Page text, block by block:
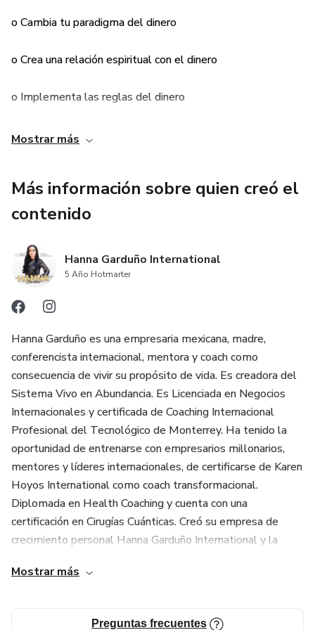
o Cambia tu paradigma del dinero
o Crea una relación espiritual con el dinero
o Implementa las reglas del dinero
o Sana tu vibración al momento de trabajar para ganar
o Integridad: Honra tu palabra
Mostrar más
Más información sobre quien creó el
contenido
Hanna Garduño International
5 Año Hotmarter
Hanna Garduño es una empresaria mexicana, madre,
conferencista internacional, mentora y coach como
consecuencia de vivir su propósito de vida. Es creadora del
Sistema Vivo en Abundancia. Es Licenciada en Negocios
Internacionales y certificada de Coaching Internacional
Profesional del Tecnológico de Monterrey. Ha tenido la
oportunidad de entrenarse con empresarios millonarios,
mentores y líderes internacionales, de certificarse de Karen
Hoyos International como coach transformacional.
Diplomada en Health Coaching y cuenta con una
certificación en Cirugías Cuánticas. Creó su empresa de
crecimiento personal Hanna Garduño International y la
del oro y en la industria del network marketing con
Empresarias BLC y de Business Leadership Community
Mostrar más
Preguntas frecuentes